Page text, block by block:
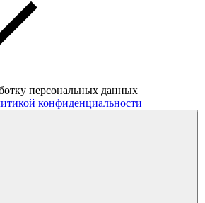
персональных данных
конфиденциальности